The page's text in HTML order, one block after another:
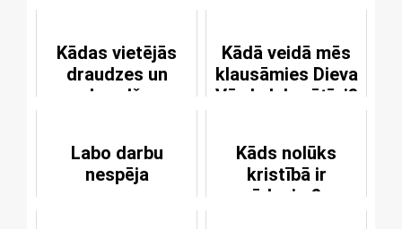
Kādas vietējās
draudzes un
draudžu
Kādā veidā mēs
klausāmies Dieva
Vārdu labprātīgi?
Labo darbu
nespēja
Kāds nolūks
kristībā ir
ūdenim?